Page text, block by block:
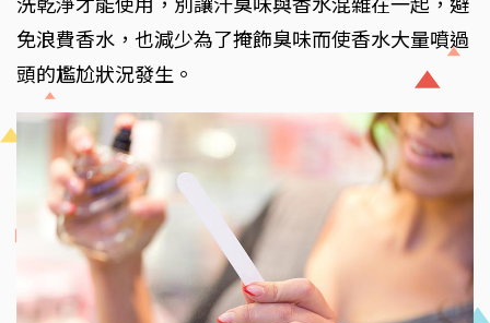
洗乾淨才能使用，別讓汗臭味與香水混雜在一起，避
免浪費香水，也減少為了掩飾臭味而使香水大量噴過
頭的尷尬狀況發生。